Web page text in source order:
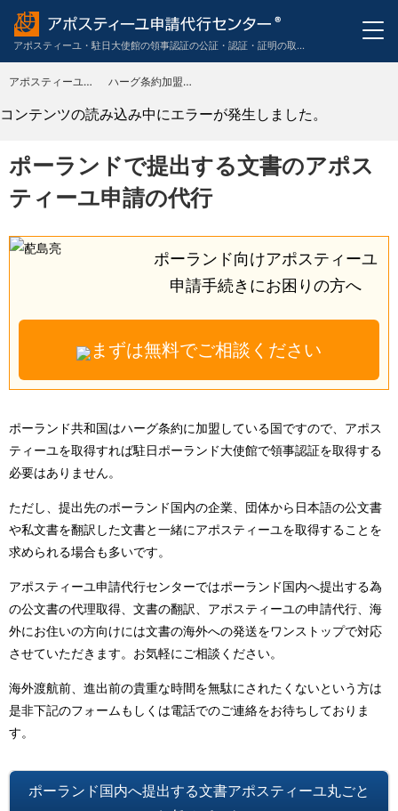
アポスティーユ・駐日大使館の領事認証の公証・認証・証明の取得申請代行のワンストップサービス。英語・スペイン語・中国語・ドイツ語・フランス語・イタリア語・韓国語の翻訳も代行。
アポスティーユ申請代行センター TOP
ハーグ条約加盟主要国に提出する書類の外務省アポスティーユの申請代行
コンテンツの読み込み中にエラーが発生しました。
ポーランドで提出する文書のアポス
ティーユ申請の代行
ポーランド向けアポスティーユ
申請手続きにお困りの方へ
まずは無料でご相談ください
ポーランド共和国はハーグ条約に加盟している国ですので、アポス
ティーユを取得すれば駐日ポーランド大使館で領事認証を取得する
必要はありません。
ただし、提出先のポーランド国内の企業、団体から日本語の公文書
や私文書を翻訳した文書と一緒にアポスティーユを取得することを
求められる場合も多いです。
アポスティーユ申請代行センターではポーランド国内へ提出する為
の公文書の代理取得、文書の翻訳、アポスティーユの申請代行、海
外にお住いの方向けには文書の海外への発送をワンストップで対応
させていただきます。お気軽にご相談ください。
海外渡航前、進出前の貴重な時間を無駄にされたくないという方は
是非下記のフォームもしくは電話でのご連絡をお待ちしておりま
す。
ポーランド国内へ提出する文書アポスティーユ丸ごと